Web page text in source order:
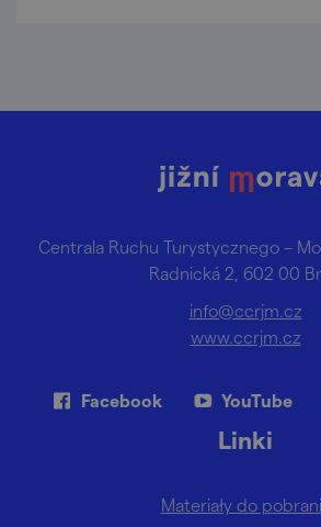
Centrala Ruchu Turystycznego –
Radnická 2, 602 00
info@ccrjm.cz
www.ccrjm.cz
Facebook YouTube
Linki
Materiały do